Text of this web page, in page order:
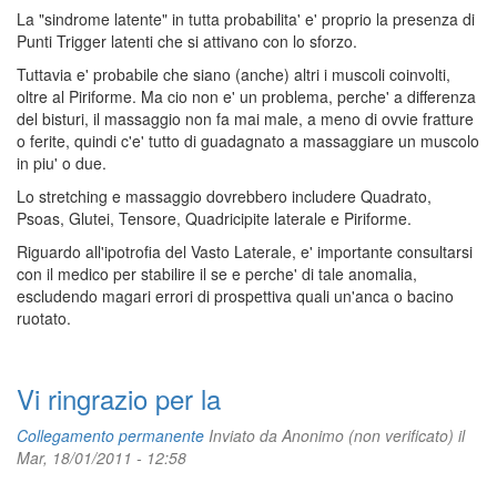
La "sindrome latente" in tutta probabilita' e' proprio la presenza di
Punti Trigger latenti che si attivano con lo sforzo.
Tuttavia e' probabile che siano (anche) altri i muscoli coinvolti,
oltre al Piriforme. Ma cio non e' un problema, perche' a differenza
del bisturi, il massaggio non fa mai male, a meno di ovvie fratture
o ferite, quindi c'e' tutto di guadagnato a massaggiare un muscolo
in piu' o due.
Lo stretching e massaggio dovrebbero includere Quadrato,
Psoas, Glutei, Tensore, Quadricipite laterale e Piriforme.
Riguardo all'ipotrofia del Vasto Laterale, e' importante consultarsi
con il medico per stabilire il se e perche' di tale anomalia,
escludendo magari errori di prospettiva quali un'anca o bacino
ruotato.
Vi ringrazio per la
Collegamento permanente Inviato daAnonimo (non verificato) il
Mar, 18/01/2011 - 12:58